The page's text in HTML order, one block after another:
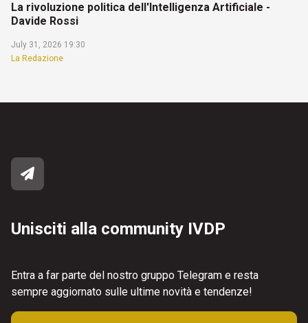
La rivoluzione politica dell'Intelligenza Artificiale -
Davide Rossi
July 31, 2026 19:30
La Redazione
Unisciti alla community IVDP
Entra a far parte del nostro gruppo Telegram e resta
sempre aggiornato sulle ultime novità e tendenze!